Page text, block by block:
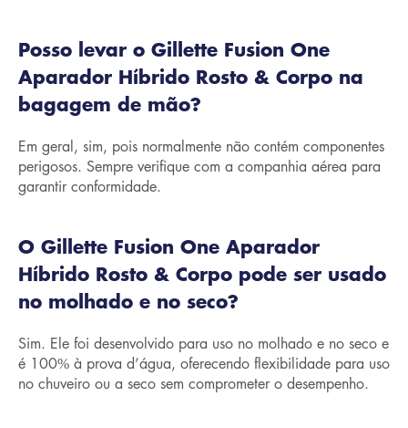
Posso levar o Gillette Fusion One
Aparador Híbrido Rosto & Corpo na
bagagem de mão?
Em geral, sim, pois normalmente não contém componentes
perigosos. Sempre verifique com a companhia aérea para
garantir conformidade.
O Gillette Fusion One Aparador
Híbrido Rosto & Corpo pode ser usado
no molhado e no seco?
Sim. Ele foi desenvolvido para uso no molhado e no seco e
é 100% à prova d’água, oferecendo flexibilidade para uso
no chuveiro ou a seco sem comprometer o desempenho.